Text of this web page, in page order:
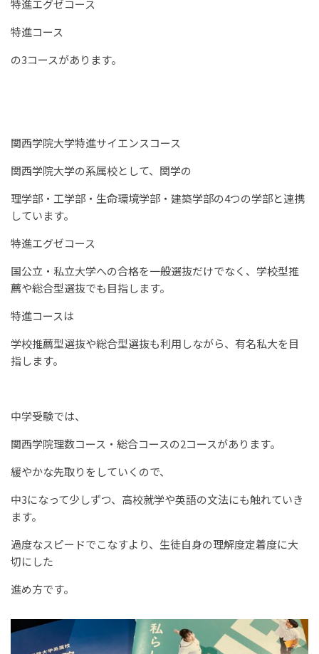
特進エグゼコース
特進コース
の3コースがあります。
関西学院大学特進サイエンスコース
関西学院大学の系属校として、関学の
理学部・工学部・生命環境学部・建築学部の4つの学部と連携
しています。
特進エグゼコース
国公立・私立大学への合格を一般選抜だけでなく、学校型推
薦や総合型選抜でも目指します。
特進コースは
学校推薦型選抜や総合型選抜も利用しながら、有名私大を目
指します。
中学受験では、
関西学院理数コース・総合コースの2コースがあります。
緩やかな先取りをしていくので、
中3になって少しずつ、高校就学や英語の文法にも触れていき
ます。
過度なスピードでこなすより、生徒自身の理解度定着度に大
切にした
進め方です。